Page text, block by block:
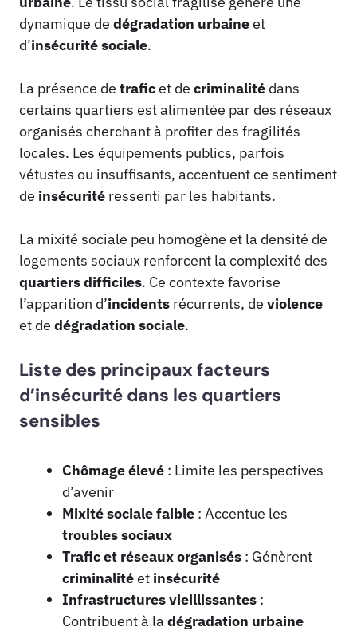
dynamique de dégradation urbaineet
d’insécurité sociale.
La présence de traficet de criminalité dans
certains quartiers est alimentée par des réseaux
organisés cherchant à profiter des fragilités
locales. Les équipements publics, parfois
vétustes ou insuffisants, accentuent ce sentiment
de insécurité ressenti par les habitants.
La mixité sociale peu homogène et la densité de
logements sociaux renforcent la complexité des
quartiers difficiles. Ce contexte favorise
l’apparition d’incidents récurrents, de violence
et de dégradation sociale.
Liste des principaux facteurs
d’insécurité dans les quartiers
sensibles
Chômage élevé : Limite les perspectives
d’avenir
Mixité sociale faible : Accentue les
troubles sociaux
Trafic et réseaux organisés : Génèrent
criminalitéet insécurité
Infrastructures vieillissantes :
Contribuent à la dégradation urbaine